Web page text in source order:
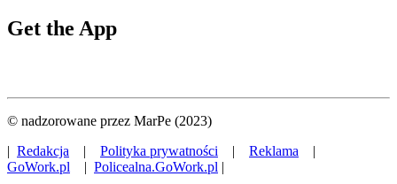
Get the App
© nadzorowane przez MarPe (2023)
| Redakcja | Polityka prywatności | Reklama |
GoWork.pl | Policealna.GoWork.pl |